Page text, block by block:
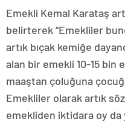
Emekli Kemal Karataş
belirterek “Emekliler
artık bıçak kemiğe
alan bir emekli 10-15 bin
maaştan çoluğuna
Emekliler olarak artık
emekliden iktidara oy da